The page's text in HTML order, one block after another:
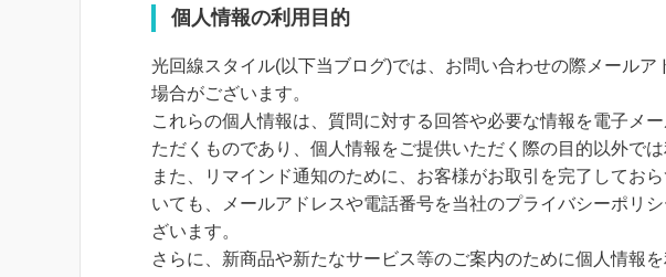
個人情報の利用目的
光回線スタイル(以下当ブログ)では、お問い合わせの際メールア
場合がございます。
これらの個人情報は、質問に対する回答や必要な情報を電子メ
ただくものであり、個人情報をご提供いただく際の目的以外では
また、リマインド通知のために、お客様がお取引を完了してお
いても、メールアドレスや電話番号を当社のプライバシーポリ
ざいます。
さらに、新商品や新たなサービス等のご案内のために個人情報